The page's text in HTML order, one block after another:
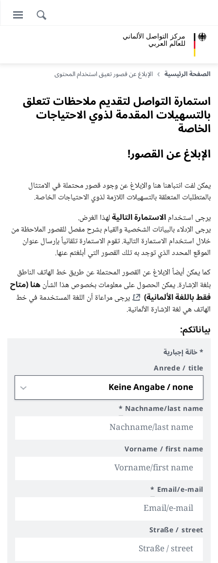
مركز التواصل الألماني
للعالم العربي
الصفحة الرئيسية الإبلاغ عن قصور تعيق استخدام المحتوى
استمارة التواصل لتقديم ملاحظات تتعلق
بالتسهيلات المقدمة لذوي الاحتياجات
الخاصة
الإبلاغ عن القصور!
يمكن لفت انتباهنا هنا والإبلاغ عن وجود قصور محتملة في الامتثال
بالمتطلبات المتعلقة بالتسهيلات اللازمة لذوي الاحتياجات الخاصة.
يرجى استخدامالاستمارة التاليةلهذا الغرض.
يرجى الإدلاء بالبيانات الشخصية والقيام بشرح مفصل للقصور الملاحظة من
خلال استخدام الاستمارة التالية. تقوم الاستمارة تلقائياً بإرسال عنوان
الموقع المحدد الذي توجد به تلك القصور التي أبلغتم عنها.
كما يمكن أيضاً الإبلاغ عن القصور المحتملة عن طريق خط الهاتف الناطق
بلغة الإشارة. يمكن الحصول على معلومات بخصوص هذا الشأنهنا (متاح
فقط باللغة الألمانية)
. يرجى مراعاة أن اللغة المستخدمة في خط
الهاتف هي لغة الإشارة الألمانية.
بياناتكم:
* خانة إجبارية
Anrede / title
Nachname/last name
*
Vorname / first name
Email/e-mail
*
Straße / street